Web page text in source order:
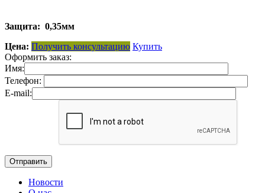
Защита: 0,35мм
Цена: Получить консультацию Купить
Оформить заказ:
Имя:
Телефон:
E-mail:
Новости